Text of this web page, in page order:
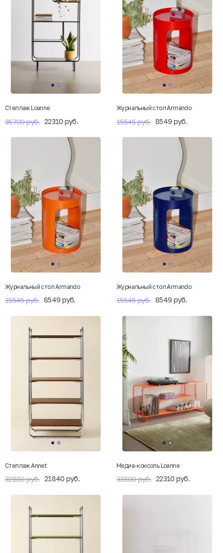
Стеллаж Loanne
35700 руб. 22310 руб.
Журнальный стол Armando
15545 руб. 8549 руб.
Журнальный стол Armando
15545 руб. 8549 руб.
Журнальный стол Armando
15545 руб. 8549 руб.
Стеллаж Annet
32880 руб. 21840 руб.
Медиа-консоль Loanne
33800 руб. 22310 руб.